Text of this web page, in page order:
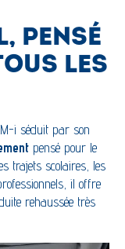
PENSÉ
LES
i séduit par son
pensé pour le
trajets scolaires, les
il offre
rehaussée très